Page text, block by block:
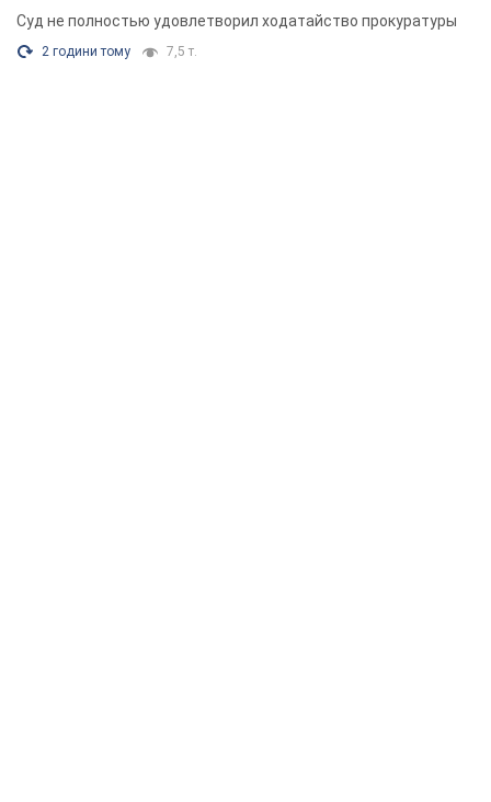
Суд не полностью удовлетворил ходатайство прокуратуры
2 години тому 7,5 т.